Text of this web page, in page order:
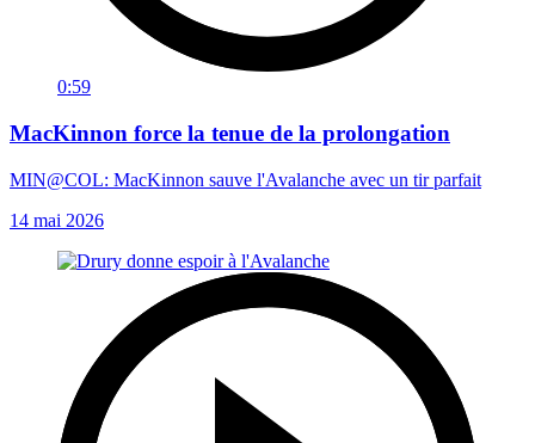
0:59
MacKinnon force la tenue de la prolongation
MIN@COL: MacKinnon sauve l'Avalanche avec un tir parfait
14 mai 2026